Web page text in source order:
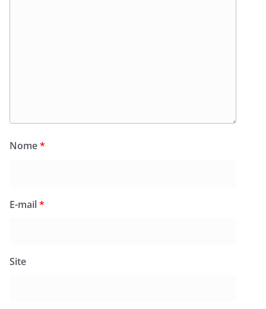
Nome*
E-mail*
Site